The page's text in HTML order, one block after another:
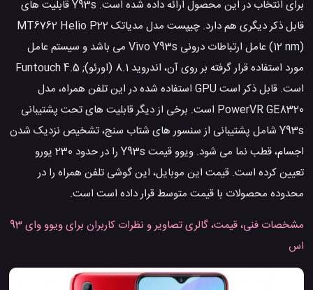
برای انتخاب در این محصول ارائه داده شده است. Y93s قابلیت های
قابل ذکر دیگری هم دارد. چیپست مدل مدیاتک MT6762 Helio P22
(12 nm) عامل ارتباطات درونی Vivo Y93s می باشد و سیستم عامل
مورد استفاده قرار گرفته بر روی آن، اندروید 8.1 (اورئو); Funtouch 4.5
است. قابل ذکر است GPU استفاده شده در این تلفن همراه، مدل
PowerVR GE8320 است. برخی از دیگر قابلیت های تحت پشتیبانی
Y93s شامل پشتیبانی از سنسور های شتاب سنج، تشخیص نزدیک شدن
اجسام، قطب نما می شود. ویوو قیمت Y93s را در حدود 230 یورو
تعیین کرده است. قیمت این موبایل، این گوشی تلفن همراه را در
محدوده محصولات با قیمت متوسط قرار داده است است.
مشخصات فنی، قیمت، گالری تصاویر و نظرات کاربران برای ویوو وای 93
اس